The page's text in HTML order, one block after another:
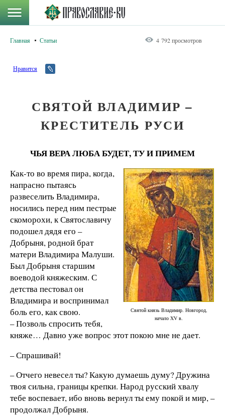
Главная Статьи 4 792 просмотров
Нравится
СВЯТОЙ ВЛАДИМИР –
КРЕСТИТЕЛЬ РУСИ
ЧЬЯ ВЕРА ЛЮБА БУДЕТ, ТУ И ПРИМЕМ
Святой князь Владимир. Новгород,
начало XV в.
Как-то во время пира, когда,
напрасно пытаясь
развеселить Владимира,
носились перед ним пестрые
скоморохи, к Святославичу
подошел дядя его –
Добрыня, родной брат
матери Владимира Малуши.
Был Добрыня старшим
воеводой княжеским. С
детства пестовал он
Владимира и воспринимал
боль его, как свою.
– Позволь спросить тебя,
княже… Давно уже вопрос этот покою мне не дает.
– Спрашивай!
– Отчего невесел ты? Какую думаешь думу? Дружина
твоя сильна, границы крепки. Народ русский хвалу
тебе воспевает, ибо вновь вернул ты ему покой и мир, –
продолжал Добрыня.